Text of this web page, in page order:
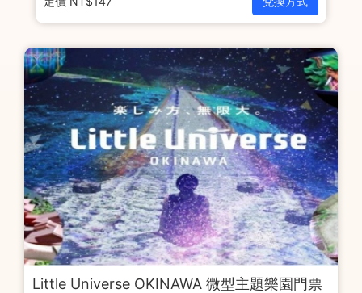
Little Universe OKINAWA 微型主題樂園門票